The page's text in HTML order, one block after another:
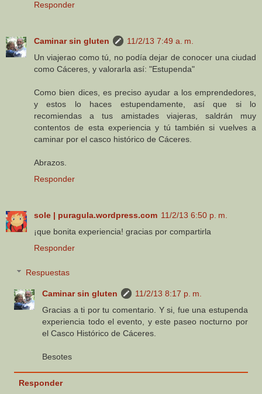
Responder
Caminar sin gluten
11/2/13 7:49 a. m.
Un viajerao como tú, no podía dejar de conocer una ciudad
como Cáceres, y valorarla así: "Estupenda"
Como bien dices, es preciso ayudar a los emprendedores,
y estos lo haces estupendamente, así que si lo
recomiendas a tus amistades viajeras, saldrán muy
contentos de esta experiencia y tú también si vuelves a
caminar por el casco histórico de Cáceres.
Abrazos.
Responder
sole | puragula.wordpress.com 11/2/13 6:50 p. m.
¡que bonita experiencia! gracias por compartirla
Responder
Respuestas
Caminar sin gluten
11/2/13 8:17 p. m.
Gracias a ti por tu comentario. Y si, fue una estupenda
experiencia todo el evento, y este paseo nocturno por
el Casco Histórico de Cáceres.
Besotes
Responder